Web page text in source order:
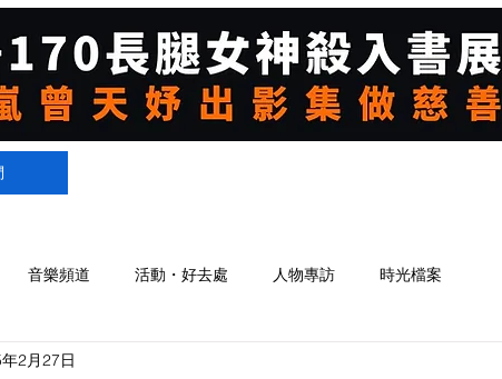
音樂頻道 活動・好去處 人物專訪 時光檔案
2月27日